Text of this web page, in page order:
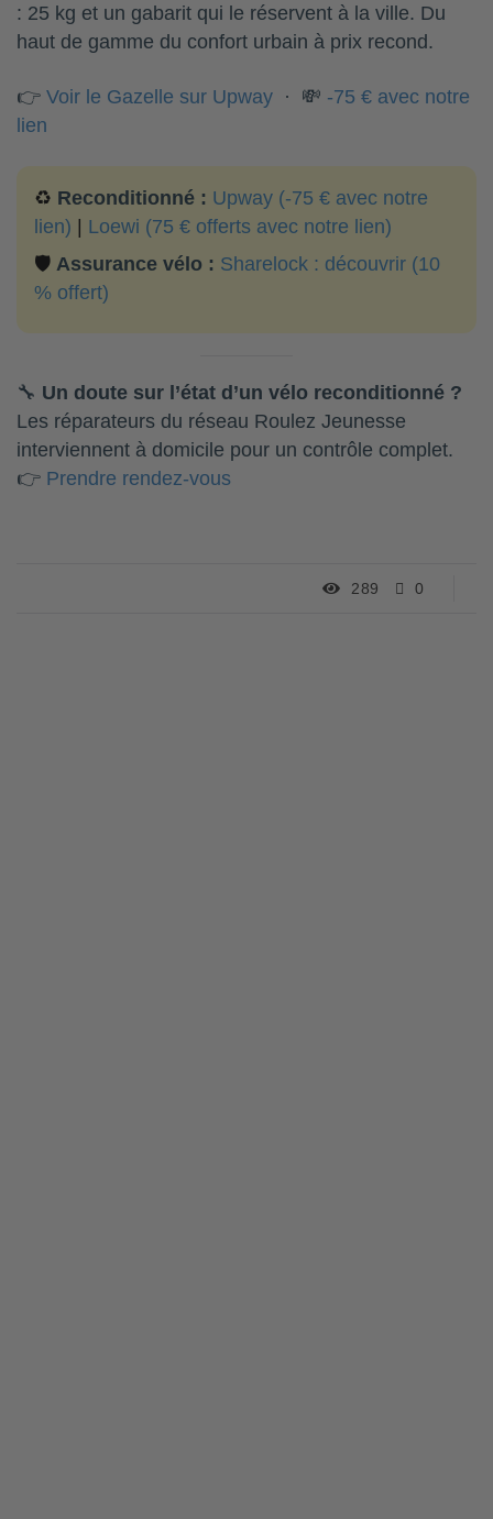
: 25 kg et un gabarit qui le réservent à la ville. Du
haut de gamme du confort urbain à prix recond.
👉 Voir le Gazelle sur Upway · 💸 -75 € avec notre
lien
♻️ Reconditionné : Upway (-75 € avec notre
lien) | Loewi (75 € offerts avec notre lien)
🛡️ Assurance vélo : Sharelock : découvrir (10
% offert)
🔧 Un doute sur l’état d’un vélo reconditionné ?
Les réparateurs du réseau Roulez Jeunesse
interviennent à domicile pour un contrôle complet.
👉 Prendre rendez-vous
289 0